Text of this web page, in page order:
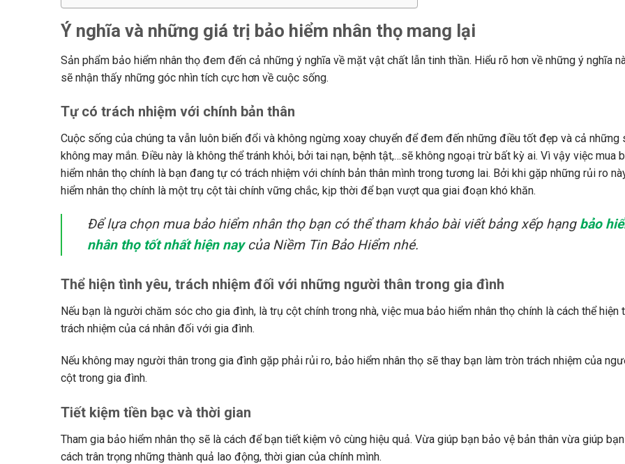
Ý nghĩa và những giá trị bảo hiểm nhân thọ mang lại
Sản phẩm bảo hiểm nhân thọ đem đến cả những ý nghĩa về mặt vật chất lẫn tinh thần. Hiểu rõ hơn về những ý nghĩa
sẽ nhận thấy những góc nhìn tích cực hơn về cuộc sống.
Tự có trách nhiệm với chính bản thân
Cuộc sống của chúng ta vẫn luôn biến đổi và không ngừng xoay chuyển để đem đến những điều tốt đẹp và cả những
không may mắn. Điều này là không thể tránh khỏi, bởi tai nạn, bệnh tật,…sẽ không ngoại trừ bất kỳ ai. Vì vậy việc mua
hiểm nhân thọ chính là bạn đang tự có trách nhiệm với chính bản thân mình trong tương lai. Bởi khi gặp những rủi ro
hiểm nhân thọ chính là một trụ cột tài chính vững chắc, kịp thời để bạn vượt qua giai đoạn khó khăn.
Để lựa chọn mua bảo hiểm nhân thọ bạn có thể tham khảo bài viết bảng xếp hạng bảo
nhân thọ tốt nhất hiện naycủa Niềm Tin Bảo Hiểm nhé.
Thể hiện tình yêu, trách nhiệm đối với những người thân trong gia đình
Nếu bạn là người chăm sóc cho gia đình, là trụ cột chính trong nhà, việc mua bảo hiểm nhân thọ chính là cách thể hiện
trách nhiệm của cá nhân đối với gia đình.
Nếu không may người thân trong gia đình gặp phải rủi ro, bảo hiểm nhân thọ sẽ thay bạn làm tròn trách nhiệm của
cột trong gia đình.
Tiết kiệm tiền bạc và thời gian
Tham gia bảo hiểm nhân thọ sẽ là cách để bạn tiết kiệm vô cùng hiệu quả. Vừa giúp bạn bảo vệ bản thân vừa giúp
cách trân trọng những thành quả lao động, thời gian của chính mình.